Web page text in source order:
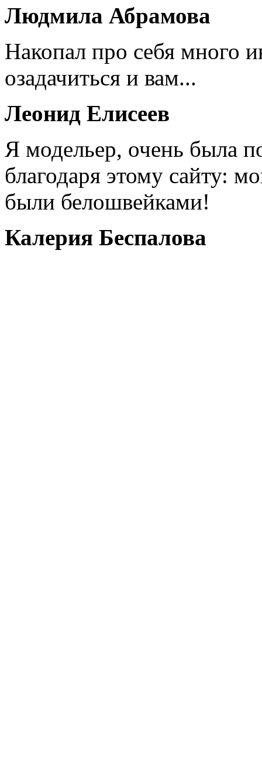
Людмила Абрамова
Накопал про себя много
озадачиться и вам...
Леонид Елисеев
Я модельер, очень была
благодаря этому сайту:
были белошвейками!
Калерия Беспалова